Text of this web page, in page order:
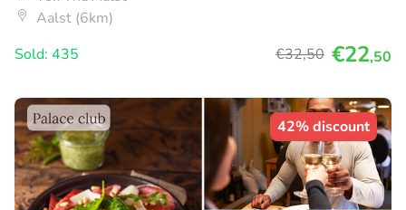
Aalst (6km)
Sold: 435
€32,50 €22,50
42% discount